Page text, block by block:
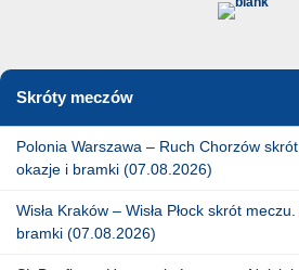
Skróty meczów
Polonia Warszawa – Ruch Chorzów
okazje i bramki (07.08.2026)
Wisła Kraków – Wisła Płock skrót
bramki (07.08.2026)